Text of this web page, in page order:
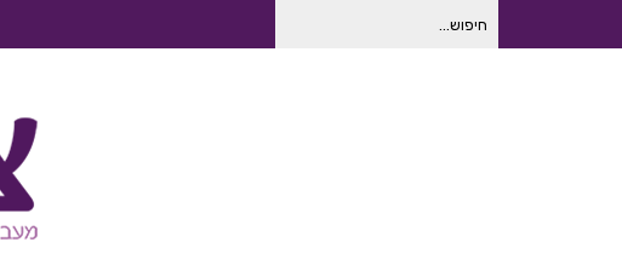
חיפוש